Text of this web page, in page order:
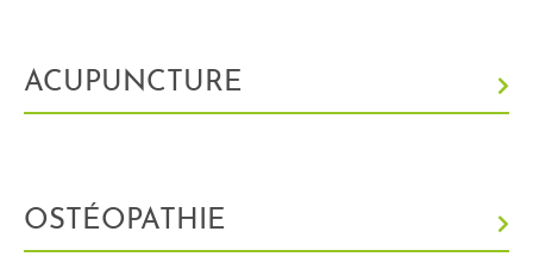
ACUPUNCTURE
OSTÉOPATHIE